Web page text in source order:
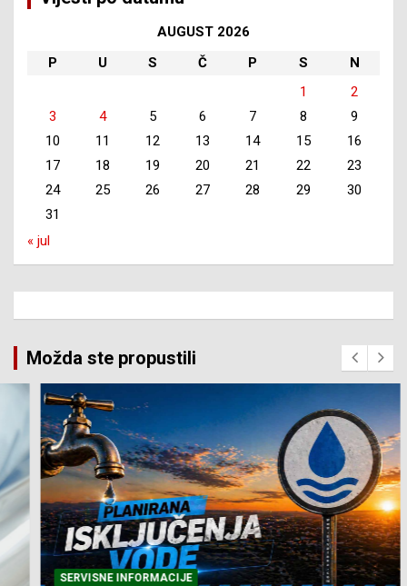
AUGUST 2026
P
U S Č P S
N
1
2
3
4 5 6 7 8
9
10
11 12 13 14 15
16
17
18 19 20 21 22
23
24
25 26 27 28 29
30
31
« jul
Možda ste propustili
SERVISNE INFORMACIJE